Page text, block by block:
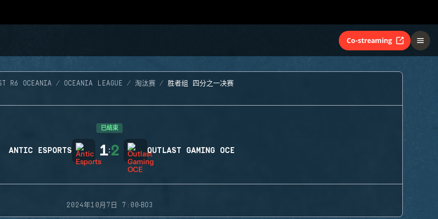
Co-streaming
R6 OCEANIA OCEANIA LEAGUE 淘汰赛 胜者组 四分之一决赛
已结束
ANTIC ESPORTS 1:2 OUTLAST GAMING OCE
2024年10月7日 7:00·BO3